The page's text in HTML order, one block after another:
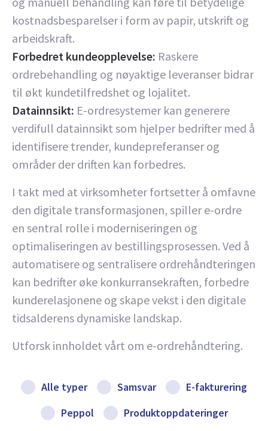
kostnadsbesparelser i form av papir, utskrift og
arbeidskraft.
Forbedret kundeopplevelse: Raskere
ordrebehandling og nøyaktige leveranser bidrar
til økt kundetilfredshet og lojalitet.
Datainnsikt: E-ordresystemer kan generere
verdifull datainnsikt som hjelper bedrifter med å
identifisere trender, kundepreferanser og
områder der driften kan forbedres.
I takt med at virksomheter fortsetter å omfavne
den digitale transformasjonen, spiller e-ordre
en sentral rolle i moderniseringen og
optimaliseringen av bestillingsprosessen. Ved å
automatisere og sentralisere ordrehåndteringen
kan bedrifter øke konkurransekraften, forbedre
kunderelasjonene og skape vekst i den digitale
tidsalderens dynamiske landskap.
Utforsk innholdet vårt om e-ordrehåndtering.
Alle typer Samsvar
E-fakturering
Peppol
Produktoppdateringer